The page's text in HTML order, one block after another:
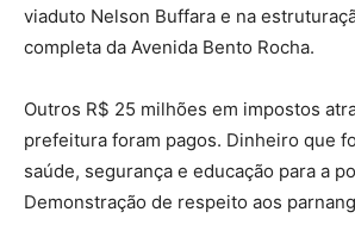
viaduto Nelson Buffara e na
completa da Avenida Bento Rocha.
Outros R$ 25 milhões em impostos
prefeitura foram pagos. Dinheiro que
saúde, segurança e educação para a
Demonstração de respeito aos